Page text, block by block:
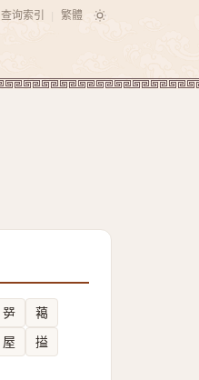
查询索引 繁體
㖾
䕣
屋 搤